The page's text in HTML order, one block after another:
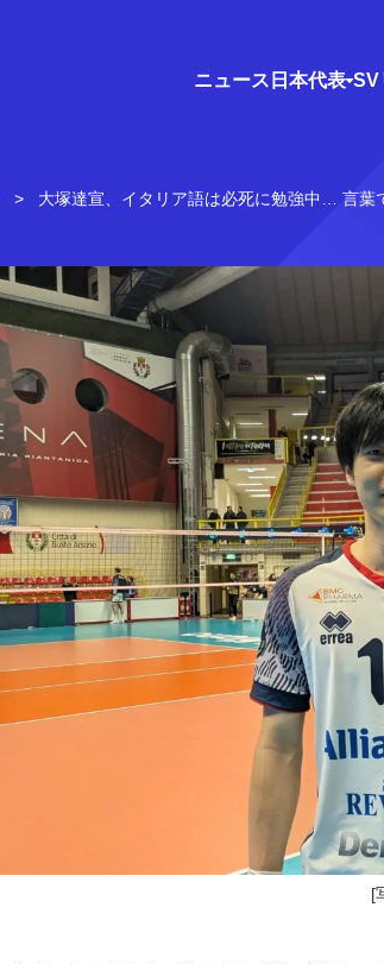
ニュース 日本代表 SV
大塚達宣、イタリア語は必死に勉強中… 言葉
[